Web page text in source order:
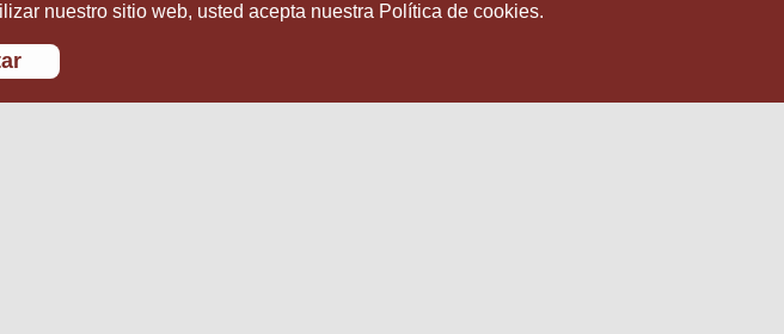
nuestro sitio web, usted acepta nuestra Política de cookies.